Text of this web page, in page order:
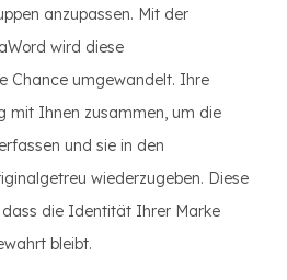
anzupassen. Mit der
wird diese
Chance umgewandelt. Ihre
mit Ihnen zusammen, um die
und sie in den
wiederzugeben. Diese
dass die Identität Ihrer Marke
bleibt.